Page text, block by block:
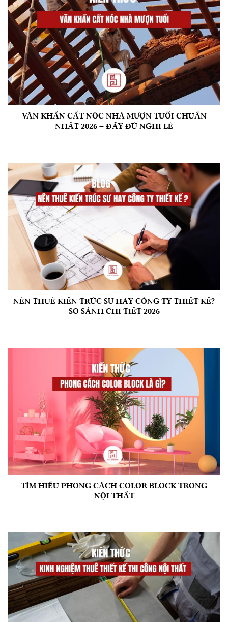
VĂN KHẤN CẤT NÓC NHÀ MƯỢN TUỔI CHUẨN
NHẤT 2026 – ĐẦY ĐỦ NGHI LỄ
NÊN THUÊ KIẾN TRÚC SƯ HAY CÔNG TY THIẾT KẾ?
SO SÁNH CHI TIẾT 2026
TÌM HIỂU PHONG CÁCH COLOR BLOCK TRONG
NỘI THẤT